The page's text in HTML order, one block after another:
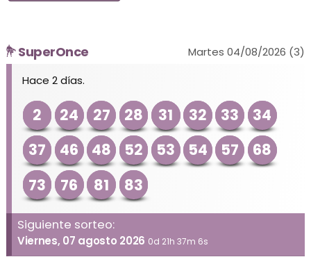
SuperOnce
Martes 04/08/2026 (3)
Hace 2 días.
2 24 27 28 31 32 33
34
37
46 48 52 53 54 57
68
73
76 81 83
Siguiente sorteo:
Viernes, 07 agosto 2026 0d 21h 37m 6s